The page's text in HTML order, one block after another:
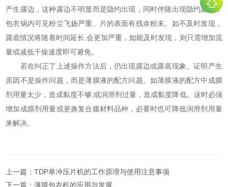
产生露边，这种露边不明显而是隐约出现，同时伴随出现隐约露底，
包衣锅内可见粉尘飞扬严重、片的表面有残余粉末。如不及时发现，
露底情况将随着时间延长.会更加严重，如能及时发现，则只需增加流
量或减低干燥速度即可避免。
若在纠正了上述操作方法后，仍出现露边或露底现象。证明产生
原因不是操作问题，而是薄膜液的配方问题。如薄膜液的配方中成膜
剂用量太少，造成黏度不够;或润滑剂过量，造成黏度降低。这时必须
增加成膜剂用量或更换复合腹材料品种，必要时也可降低润滑剂用量
来解决。
上一篇：TDP单冲压片机的工作原理与使用注意事项
下一篇：薄膜包衣机的应用与发展